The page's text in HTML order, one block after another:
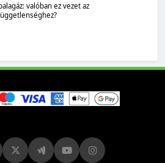
évről
valóban ez vezet az